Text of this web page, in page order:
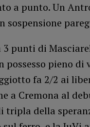
a punto. Un
sospensione
3 punti di
possesso pieno di
fa 2/2 ai
a Cremona al
della